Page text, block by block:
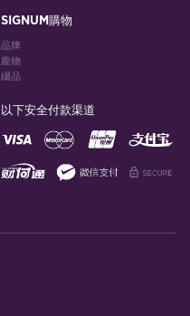
SIGNUM購物
品牌
龐物
綴品
以下安全付款渠道